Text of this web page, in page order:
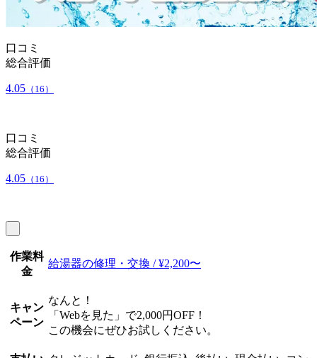
口コミ
総合評価
4.05 （16）
口コミ
総合評価
4.05 （16）
作業料
金
給湯器の修理・交換 / ¥2,200〜
キャン
ペーン
なんと！
「Webを見た」で2,000円OFF！
この機会にぜひお試しください。